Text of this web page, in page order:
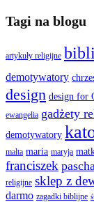
Tagi na blogu
artykuły religijne
demotywatory
design design for
ewangelia gadżety
demotywatory
malta maria maryja
franciszek pascha
religijne sklep z
darmo zagadki biblijne